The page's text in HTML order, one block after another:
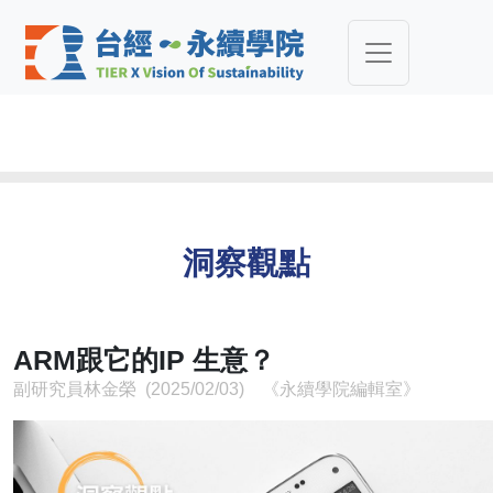
洞察觀點
ARM跟它的IP 生意？
副研究員林金榮 (2025/02/03) 《永續學院編輯室》